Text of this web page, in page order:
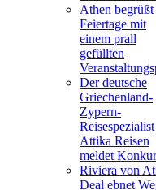
Athen begrüßt
Feiertage mit
einem prall
gefüllten
Der deutsche
Griechenland-
Zypern-
Reisespezialist
Attika Reisen
meldet
Riviera von
Deal ebnet